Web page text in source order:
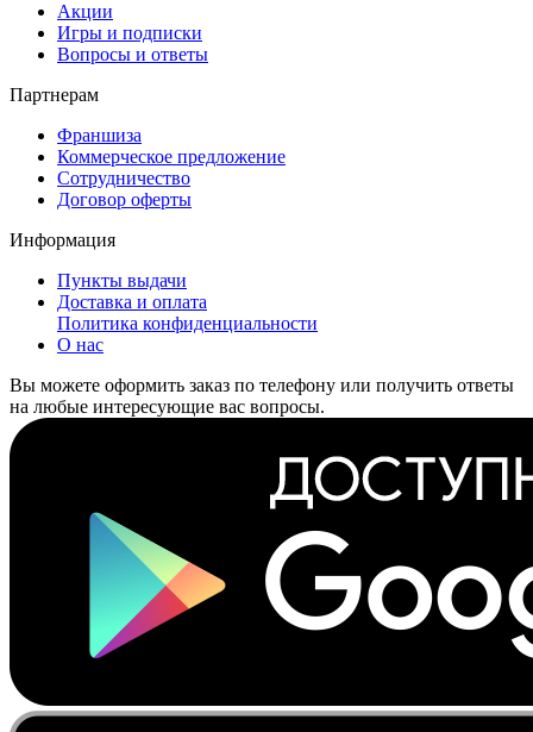
Акции
Игры и подписки
Вопросы и ответы
Партнерам
Франшиза
Коммерческое предложение
Сотрудничество
Договор оферты
Информация
Пункты выдачи
Доставка и оплата
Политика конфиденциальности
О нас
Вы можете оформить заказ по телефону или получить ответы
на любые интересующие вас вопросы.